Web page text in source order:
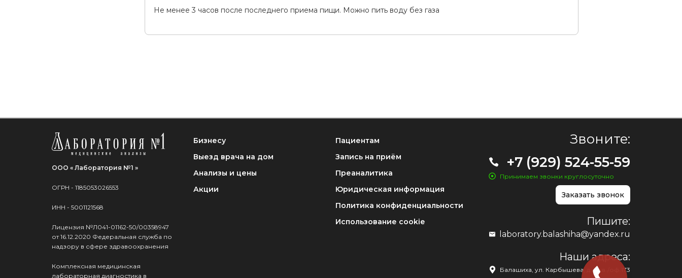
Не менее 3 часов после последнего приема пищи. Можно пить воду без газа
ООО « Лаборатория №1 »
ОГРН - 1185053026553
ИНН - 5001121568
Лицензия №Л041-01162-50/00358947
от 16.12.2020 Федеральная служба по
надзору в сфере здравоохранения
Комплексная медицинская
лабораторная диагностика в
Бизнесу
Выезд врача на дом
Анализы и цены
Акции
Пациентам
Запись на приём
Преаналитика
Юридическая информация
Политика конфиденциальности
Использование cookie
Звоните:
+7 (929) 524-55-59
Принимаем звонки круглосуточно
Заказать звонок
Пишите:
laboratory.balashiha@yandex.ru
Наши адреса:
Балашиха, ул. Карбышева, д. 1, кв./оф.173